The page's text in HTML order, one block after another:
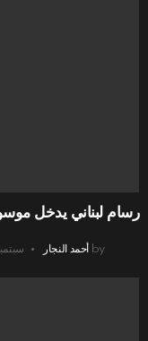
رسام لبناني يدخل
by أحمد النجار سبتمبر 6, 2021,